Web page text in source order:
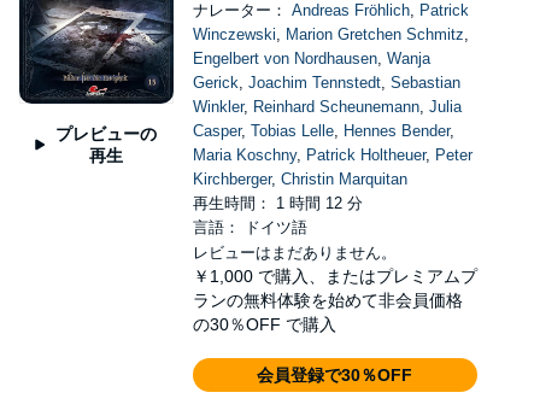
プレビューの
再生
ナレーター： Andreas Fröhlich, Patrick
Winczewski, Marion Gretchen Schmitz,
Engelbert von Nordhausen, Wanja
Gerick, Joachim Tennstedt, Sebastian
Winkler, Reinhard Scheunemann, Julia
Casper, Tobias Lelle, Hennes Bender,
Maria Koschny, Patrick Holtheuer, Peter
Kirchberger, Christin Marquitan
再生時間： 1 時間 12 分
言語： ドイツ語
レビューはまだありません。
￥1,000 で購入、またはプレミアムプ
ランの無料体験を始めて非会員価格
の30％OFF で購入
会員登録で30％OFF